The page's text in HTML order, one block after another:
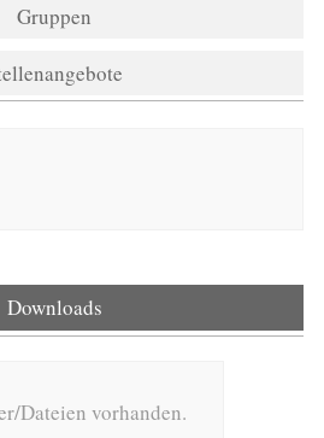
Gruppen
Downloads
Dateien vorhanden.